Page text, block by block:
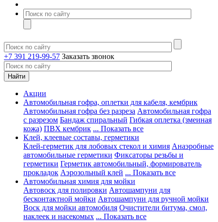
+7 391 219-99-57 Заказать звонок
Акции
Автомобильная гофра, оплетки для кабеля, кембрик
Автомобильная гофра без разреза Автомобильная гофра
с разрезом Бандаж спиральный Гибкая оплетка (змеиная
кожа) ПВХ кембрик ... Показать все
Клей, клеевые составы, герметики
Клей-герметик для лобовых стекол и химия Анаэробные
автомобильные герметики Фиксаторы резьбы и
герметики Герметик автомобильный, формирователь
прокладок Аэрозольный клей ... Показать все
Автомобильная химия для мойки
Автовоск для полировки Автошампуни для
бесконтактной мойки Автошампуни для ручной мойки
Воск для мойки автомобиля Очистители битума, смол,
наклеек и насекомых ... Показать все